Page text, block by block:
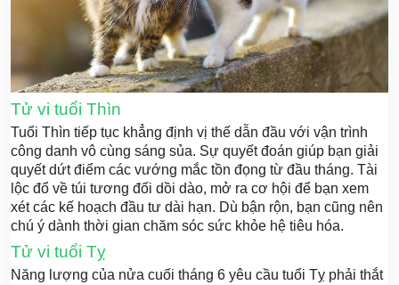
Tử vi tuổi Thìn
Tuổi Thìn tiếp tục khẳng định vị thế dẫn đầu với vận trình
công danh vô cùng sáng sủa. Sự quyết đoán giúp bạn giải
quyết dứt điểm các vướng mắc tồn đọng từ đầu tháng. Tài
lộc đổ về túi tương đối dồi dào, mở ra cơ hội để bạn xem
xét các kế hoạch đầu tư dài hạn. Dù bận rộn, bạn cũng nên
chú ý dành thời gian chăm sóc sức khỏe hệ tiêu hóa.
Tử vi tuổi Tỵ
Năng lượng của nửa cuối tháng 6 yêu cầu tuổi Tỵ phải thắt